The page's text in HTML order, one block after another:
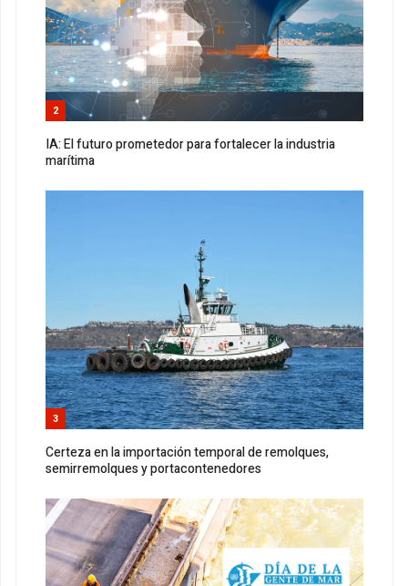
2
IA: El futuro prometedor para fortalecer la industria
marítima
3
Certeza en la importación temporal de remolques,
semirremolques y portacontenedores